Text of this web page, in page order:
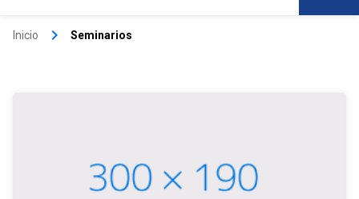
Inicio keyboard_arrow_right Seminarios